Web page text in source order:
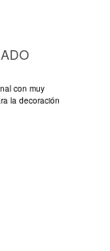
con muy
la decoración